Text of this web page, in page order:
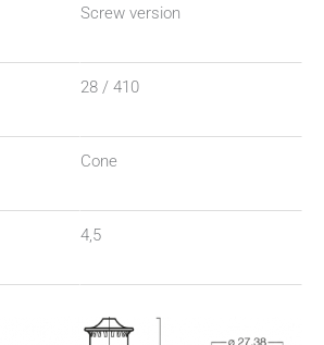
Screw version
28 / 410
Cone
4,5